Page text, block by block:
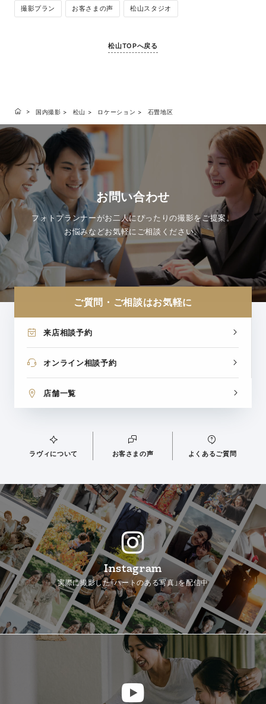
撮影プラン お客さまの声 松山スタジオ
松山TOPへ戻る
国内撮影 松山 ロケーション 石畳地区
お問い合わせ
フォトプランナーがお二人にぴったりの撮影をご提案。
お悩みなどお気軽にご相談ください。
ご質問・ご相談はお気軽に
来店相談予約
オンライン相談予約
店舗一覧
ラヴィについて お客さまの声 よくあるご質問
Instagram
実際に撮影した「ハートのある写真」を配信中